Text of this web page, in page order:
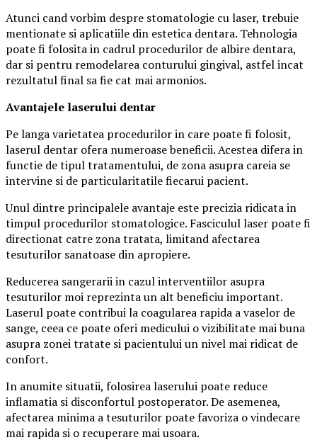
Atunci cand vorbim despre stomatologie cu laser, trebuie
mentionate si aplicatiile din estetica dentara. Tehnologia
poate fi folosita in cadrul procedurilor de albire dentara,
dar si pentru remodelarea conturului gingival, astfel incat
rezultatul final sa fie cat mai armonios.
Avantajele laserului dentar
Pe langa varietatea procedurilor in care poate fi folosit,
laserul dentar ofera numeroase beneficii. Acestea difera in
functie de tipul tratamentului, de zona asupra careia se
intervine si de particularitatile fiecarui pacient.
Unul dintre principalele avantaje este precizia ridicata in
timpul procedurilor stomatologice. Fasciculul laser poate fi
directionat catre zona tratata, limitand afectarea
tesuturilor sanatoase din apropiere.
Reducerea sangerarii in cazul interventiilor asupra
tesuturilor moi reprezinta un alt beneficiu important.
Laserul poate contribui la coagularea rapida a vaselor de
sange, ceea ce poate oferi medicului o vizibilitate mai buna
asupra zonei tratate si pacientului un nivel mai ridicat de
confort.
In anumite situatii, folosirea laserului poate reduce
inflamatia si disconfortul postoperator. De asemenea,
afectarea minima a tesuturilor poate favoriza o vindecare
mai rapida si o recuperare mai usoara.